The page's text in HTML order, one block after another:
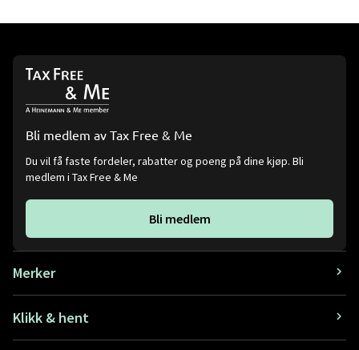
Bli medlem av Tax Free & Me
Du vil få faste fordeler, rabatter og poeng på dine kjøp. Bli
medlem i Tax Free & Me
Bli medlem
Merker
Klikk & hent